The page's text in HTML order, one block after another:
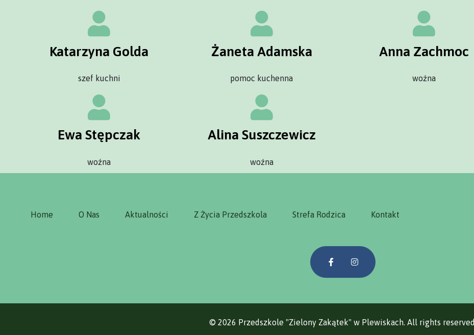
Katarzyna Golda
szef kuchni
Żaneta Adamska
pomoc kuchenna
Anna Zachmoc
woźna
Ewa Stępczak
woźna
Alina Suszczewicz
woźna
Home O Nas Aktualności Z Życia Przedszkola Strefa Rodzica Kontakt
© 2026 Przedszkole "Zielony Zakątek" w Plewiskach. All rights reserved.